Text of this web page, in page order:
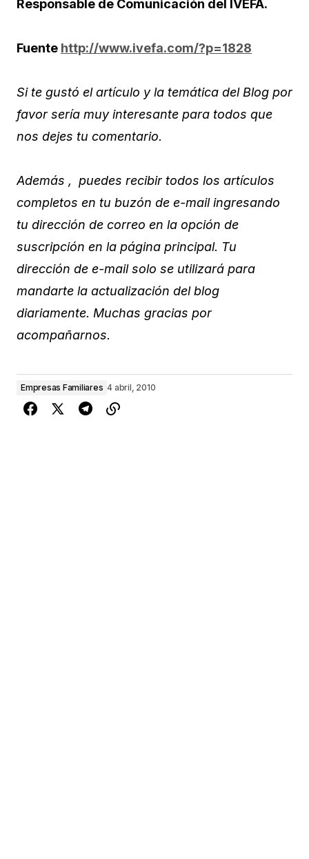
Responsable de Comunicación del IVEFA.
Fuente http://www.ivefa.com/?p=1828
Si te gustó el artículo y la temática del Blog por
favor sería muy interesante para todos que
nos dejes tu comentario.
Además , puedes recibir todos los artículos
completos en tu buzón de e-mail ingresando
tu dirección de correo en la opción de
suscripción en la página principal. Tu
dirección de e-mail solo se utilizará para
mandarte la actualización del blog
diariamente. Muchas gracias por
acompañarnos.
Empresas Familiares 4 abril, 2010